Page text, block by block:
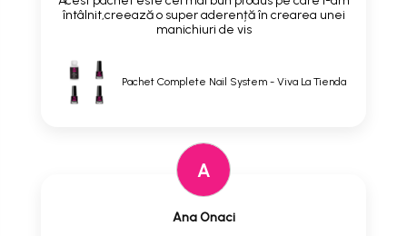
întâlnit,creează o super aderență în crearea unei
manichiuri de vis
Pachet Complete Nail System - Viva La Tienda
A
Ana Onaci